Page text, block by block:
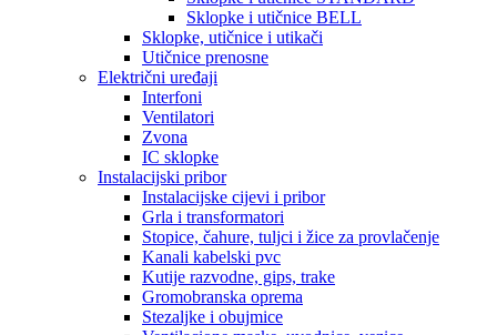
Sklopke i utičnice BELL
Sklopke, utičnice i utikači
Utičnice prenosne
Električni uređaji
Interfoni
Ventilatori
Zvona
IC sklopke
Instalacijski pribor
Instalacijske cijevi i pribor
Grla i transformatori
Stopice, čahure, tuljci i žice za provlačenje
Kanali kabelski pvc
Kutije razvodne, gips, trake
Gromobranska oprema
Stezaljke i obujmice